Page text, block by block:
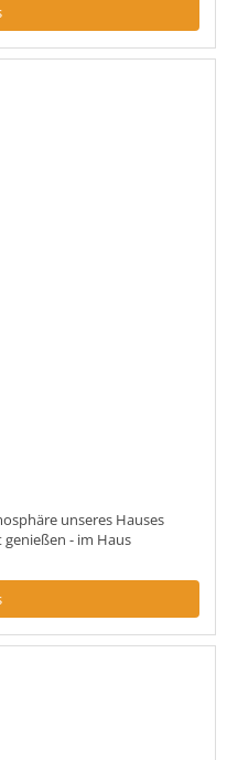
unseres Hauses
- im Haus